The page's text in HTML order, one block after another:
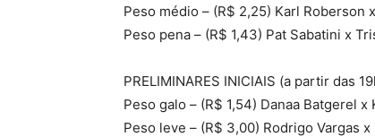
Peso médio – (R$ 2,25) Karl Roberson
Peso pena – (R$ 1,43) Pat Sabatini x
PRELIMINARES INICIAIS (a partir das
Peso galo – (R$ 1,54) Danaa Batgerel
Peso leve – (R$ 3,00) Rodrigo Vargas x